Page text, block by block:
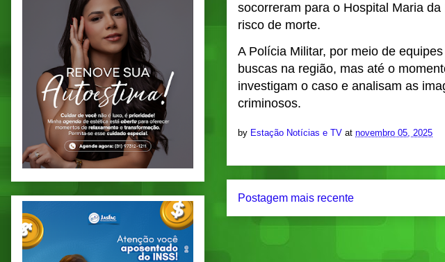
socorreram para o Hospital Maria da
risco de morte.
A Polícia Militar, por meio de
buscas na região, mas até o
investigam o caso e analisam as
criminosos.
by Estação Notícias e TV at novembro 05, 2025
Postagem mais recente